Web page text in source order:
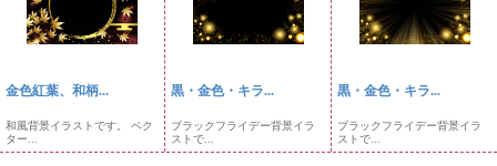
金色紅葉、和柄...
和風背景イラストです。 ベク
ター...
黒・金色・キラ...
ブラックフライデー背景イラ
ストで...
黒・金色・キラ...
ブラックフライデー背景イラ
ストで...